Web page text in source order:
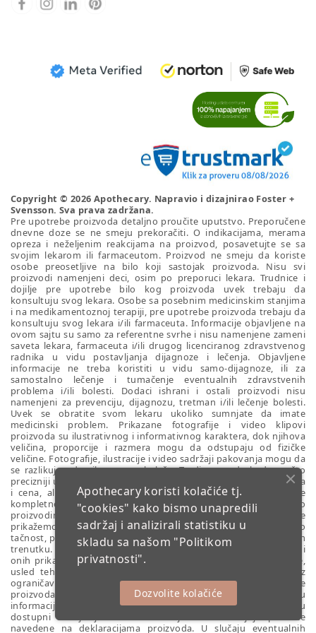
Copyright © 2026 Apothecary. Napravio i dizajnirao Foster +
Svensson. Sva prava zadržana.
Pre upotrebe proizvoda detaljno proučite uputstvo. Preporučene
dnevne doze se ne smeju prekoračiti. O indikacijama, merama
opreza i neželjenim reakcijama na proizvod, posavetujte se sa
svojim lekarom ili farmaceutom. Proizvod ne smeju da koriste
osobe preosetljive na bilo koji sastojak proizvoda. Nisu svi
proizvodi namenjeni deci, osim po preporuci lekara. Trudnice i
dojilje pre upotrebe bilo kog proizvoda uvek trebaju da
konsultuju svog lekara. Osobe sa posebnim medicinskim stanjima
i na medikamentoznoj terapiji, pre upotrebe proizvoda trebaju da
konsultuju svog lekara i/ili farmaceuta. Informacije objavljene na
ovom sajtu su samo za referentne svrhe i nisu namenjene zameni
saveta lekara, farmaceuta i/ili drugog licenciranog zdravstvenog
radnika u vidu postavljanja dijagnoze i lečenja. Objavljene
informacije ne treba koristiti u vidu samo-dijagnoze, ili za
samostalno lečenje i tumačenje eventualnih zdravstvenih
problema i/ili bolesti. Dodaci ishrani i ostali proizvodi nisu
namenjeni za prevenciju, dijagnozu, tretman i/ili lečenje bolesti.
Uvek se obratite svom lekaru ukoliko sumnjate da imate
medicinski problem. Prikazane fotografije i video klipovi
proizvoda su ilustrativnog i informativnog karaktera, dok njihova
veličina, proporcije i razmera mogu da odstupaju od fizičke
veličine. Fotografije, ilustracije i video sadržaji pakovanja mogu da
se razlikuju od prikazane ambalaže. Trudimo se da budemo što
precizniji u opisu proizvoda, prikazanih fotografija, video sadržaja
i cena, ali ne možemo da garantujemo da su sve informacije
kompletne i bez grešaka. Nastojimo da dobijemo tačne podatke o
proizvodima od svojih dobavljača i proizvođača, i da iste podatke
prikažemo na svom sajtu. Međutim, ne možemo da garantujemo
tačnost, potpunost i/ili pravovremenost ovih podataka u svakom
trenutku. Razlike između podataka prikazanih na ovom sajtu i
onih prikazanih na deklaracijama proizvoda mogu da se pojave,
usled tehničkih i drugih opravdanih razloga (kao što su, bez
ograničavanja samo na unapređenje recepture i/ili formulacije
proizvoda, sastojaka proizvoda, kašnjenja u dostavljanju
informacija od proizvođača i/ili dobavljača i dr.). Podaci koji su
dostupni i objavljeni na ovom sajtu ne zamenjuju podatke
navedene na deklaracijama proizvoda. U slučaju eventualnih
Apothecary koristi kolačiće tj.
"cookies" kako bismo unapredili
sadržaj i analizirali statistiku u
skladu sa našom "Politikom
privatnosti".
Dozvolite kolačiće